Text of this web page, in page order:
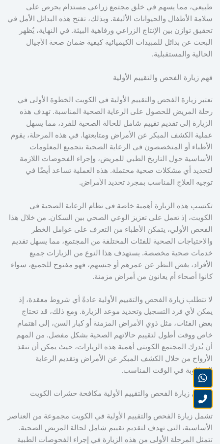
طبيعي، مما يسهم في خلق مجتمع زراعي مستدام يحرص على
سلامة الأطفال والحيوانات الأليفة. وبذلك، تفتح هذه البدائل الأمل في
تحقيق توازن بين الإنتاج الزراعي ورفاهية البيئة. في النهاية، يُظهر
البحث عن بدائل للمبيدات الكيميائية كيفية ضمان صحة الأجيال
الحالية والمستقبلية.
فهم زيارة الفحص والتقييم الأولية
تعتبر زيارة الفحص والتقييم الأولية في الكويت الخطوة الأولى في
رحلة المريض للحصول على الرعاية الصحية المناسبة. تهدف هذه
الزيارة إلى تقديم تقييم شامل للحالة الصحية للفرد، مما يسهل
عملية الكشف المبكر عن الأمراض ومتابعتها. في هذه المرحلة، يقوم
الأطباء أو المتخصصون في الرعاية الصحية بتجميع المعلومات
الأساسية حول التاريخ الطبي للمريض، وإجراء الفحوصات اللازمة
لتحديد أي مشكلات صحية محتملة. هذه العملية تساعد أيضًا في
توجيه العلاج المناسب بمجرد تحديد الأمراض.
تكتسب هذه الزيارة أهمية خاصة في نظام الرعاية الصحية في
الكويت، إذ تعمل على تعزيز الوعي الصحي بين السكان. من خلال هذا
الفحص الأولي، يتمكن الأطباء من التعرف على عوامل الخطر
والاحتياجات الصحية للفئات المختلفة من المجتمع، مما يسهل تقديم
خدمات صحية مخصصة. يستهدف هذا النوع من الزيارات جميع
الأفراد، بغض النظر عن عمرهم أو جنسهم، فهو مفتوح للجميع، سواء
كانوا أصحاء أم يعانون من أمراض مزمنة.
لا تتطلب زيارة الفحص والتقييم الأولية عادةً أي شروط معقدة، إذ
يمكن لأي فرد التسجيل وتحديد موعد الزيارة. ومع ذلك، قد تحتاج
بعض الفئات، مثل ذوي الأمراض المزمنة أو كبار السن، إلى اهتمام
خاص ووقت أطول لتقييم حالاتهم الصحية بشكل مفصل. من المهم
أن يُدرك المجتمع الكويتي أهمية هذه الزيارات، حيث يمكن أن تنقذ
الأرواح من خلال الكشف المبكر عن الأمراض وتقديم الرعاية
المطلوبة في الوقت المناسب.
محتوى زيارة الفحص والتقييم الأولية مكافحة حشرات الكويت
تشمل زيارة الفحص والتقييم الأولية في الكويت مجموعة من العناصر
الأساسية، التي تهدف لتقديم تقييم شامل لحالة المريض الصحية.
تتمثل المرحلة الأولى من هذه الزيارة في إجراء الفحوصات الطبية